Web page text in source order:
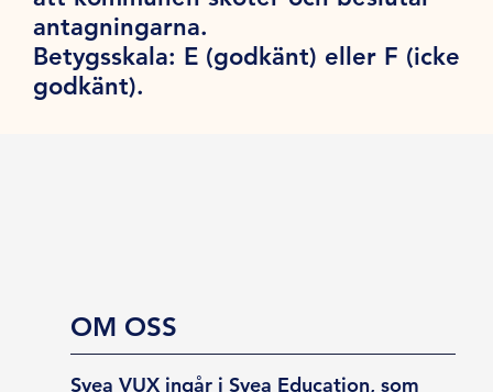
antagningarna.
Betygsskala: E (godkänt) eller F (icke
godkänt).
OM OSS
Svea VUX ingår i Svea Education, som